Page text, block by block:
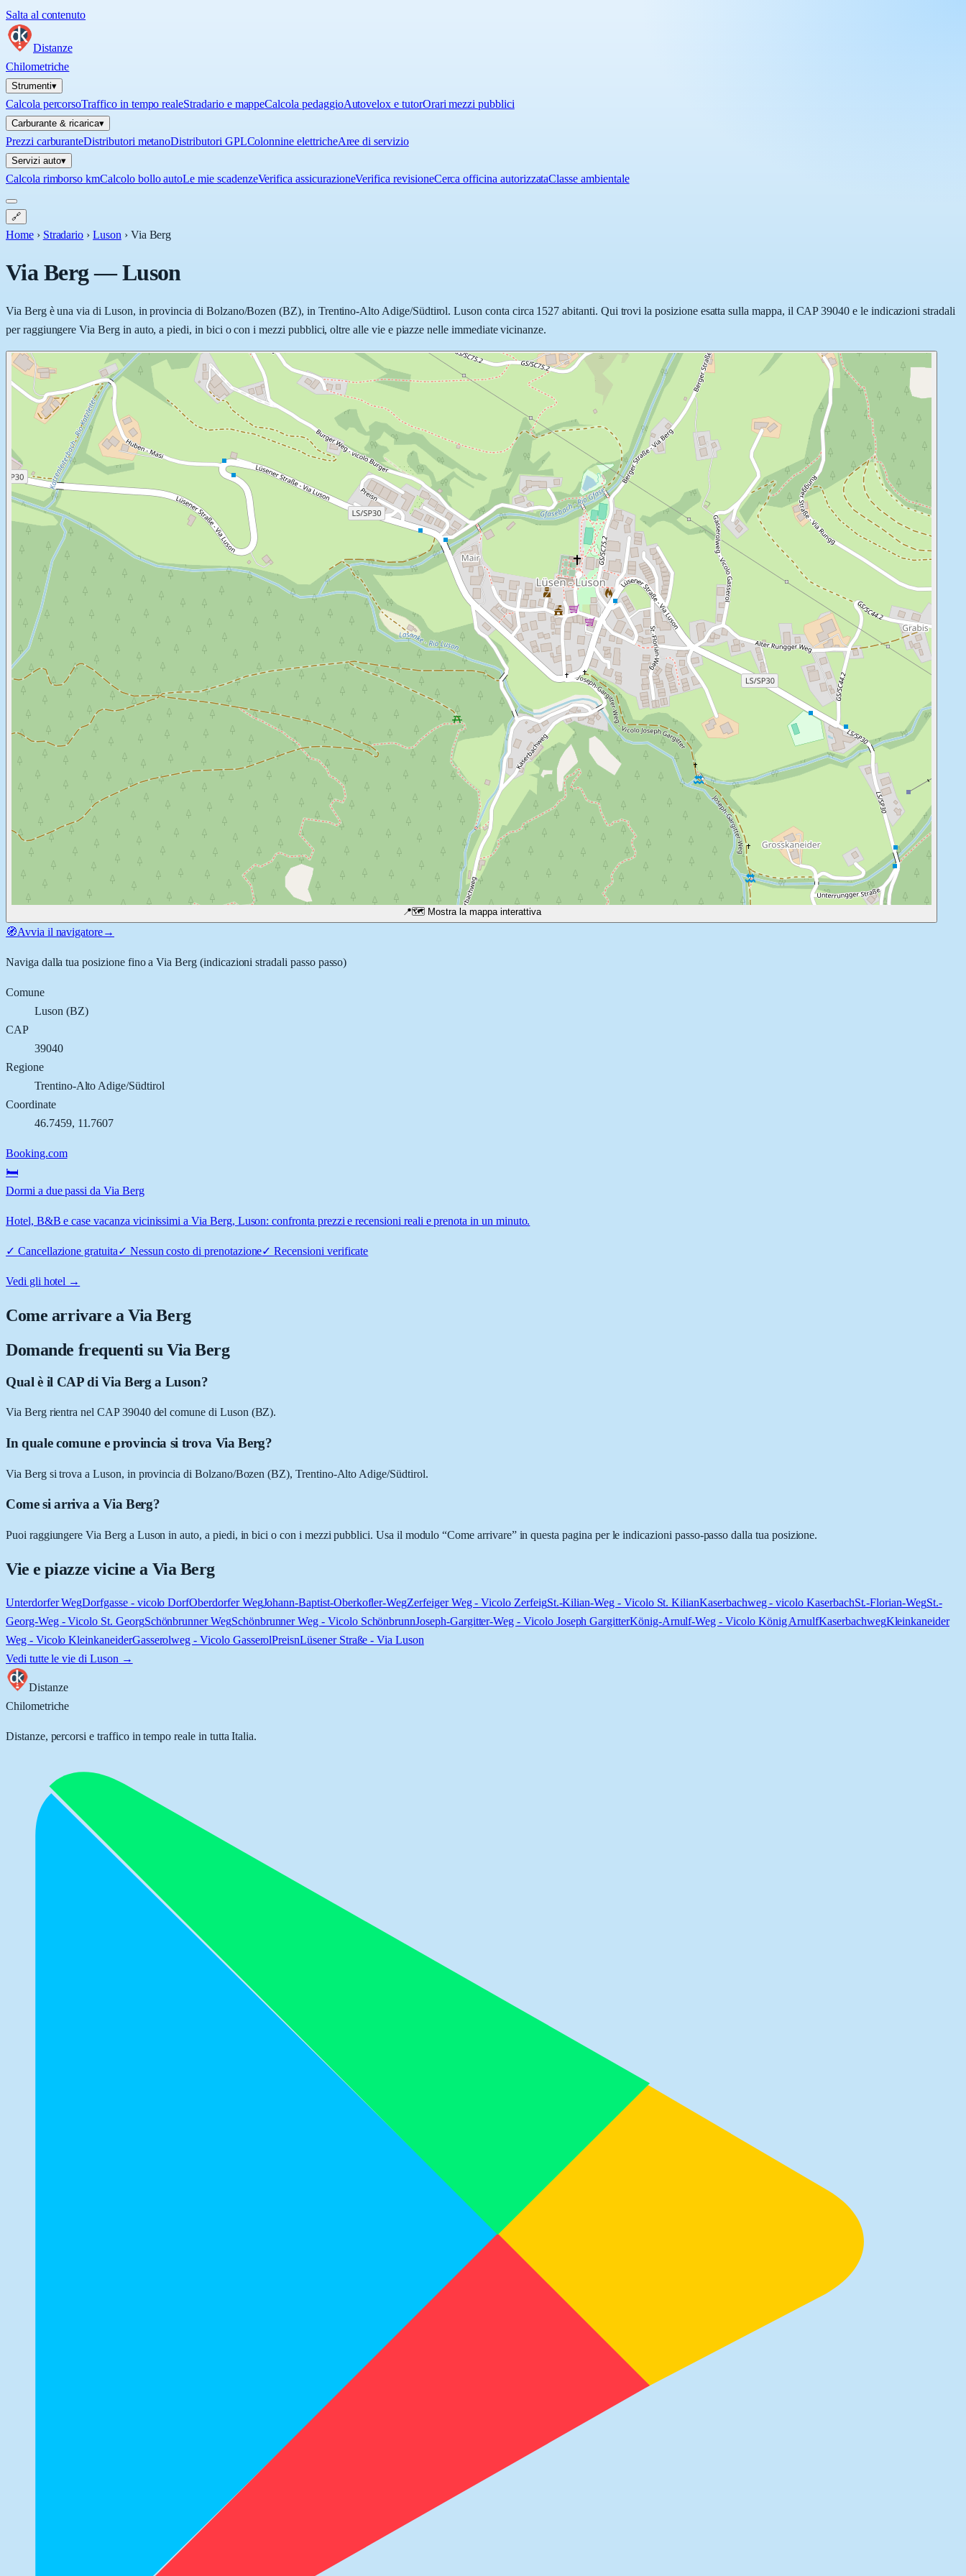
Salta al contenuto
Distanze
Chilometriche
Strumenti▾
Calcola percorsoTraffico in tempo realeStradario e mappeCalcola pedaggioAutovelox e tutorOrari mezzi pubblici
Carburante & ricarica▾
Prezzi carburanteDistributori metanoDistributori GPLColonnine elettricheAree di servizio
Servizi auto▾
Calcola rimborso kmCalcolo bollo autoLe mie scadenzeVerifica assicurazioneVerifica revisioneCerca officina autorizzataClasse ambientale
🔗
Home › Stradario › Luson › Via Berg
Via Berg—Luson
Via Berg è una via di Luson, in provincia di Bolzano/Bozen (BZ), in Trentino-Alto Adige/Südtirol. Luson conta circa 1527 abitanti. Qui trovi la posizione esatta sulla mappa, il CAP 39040 e le indicazioni stradali
per raggiungere Via Berg in auto, a piedi, in bici o con i mezzi pubblici, oltre alle vie e piazze nelle immediate vicinanze.
📍🗺️ Mostra la mappa interattiva
🧭Avvia il navigatore→
Naviga dalla tua posizione fino aVia Berg (indicazioni stradali passo passo)
Comune
Luson (BZ)
CAP
39040
Regione
Trentino-Alto Adige/Südtirol
Coordinate
46.7459, 11.7607
Booking.com
🛏️
Dormi a due passi da Via Berg
Hotel, B&B e case vacanza vicinissimi a Via Berg, Luson: confronta prezzi e recensioni reali e prenota in un minuto.
✓ Cancellazione gratuita✓ Nessun costo di prenotazione✓Recensioni verificate
Vedi gli hotel →
Come arrivare aVia Berg
Domande frequenti su Via Berg
Qual è il CAP di Via Berg a Luson?
Via Berg rientra nel CAP 39040 del comune di Luson (BZ).
In quale comune e provincia si trova Via Berg?
Via Berg si trova a Luson, in provincia di Bolzano/Bozen (BZ), Trentino-Alto Adige/Südtirol.
Come si arriva a Via Berg?
Puoi raggiungere Via Berg a Luson in auto, a piedi, in bici o con i mezzi pubblici. Usa il modulo “Come arrivare” in questa pagina per le indicazioni passo-passo dalla tua posizione.
Vie e piazze vicine a Via Berg
Unterdorfer WegDorfgasse - vicolo DorfOberdorfer WegJohann-Baptist-Oberkofler-WegZerfeiger Weg - Vicolo ZerfeigSt.-Kilian-Weg - Vicolo St. KilianKaserbachweg - vicolo KaserbachSt.-Florian-WegSt.-
Georg-Weg - Vicolo St. GeorgSchönbrunner WegSchönbrunner Weg - Vicolo SchönbrunnJoseph-Gargitter-Weg - Vicolo Joseph GargitterKönig-Arnulf-Weg - Vicolo König ArnulfKaserbachwegKleinkaneider
Weg - Vicolo KleinkaneiderGasserolweg - Vicolo GasserolPreisnLüsener Straße - Via Luson
Vedi tutte le vie di Luson →
Distanze
Chilometriche
Distanze, percorsi e traffico in tempo reale in tutta Italia.